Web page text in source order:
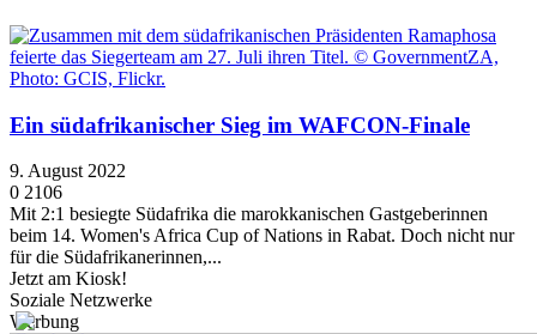
Ein südafrikanischer Sieg im WAFCON-Finale
9. August 2022
0 2106
Mit 2:1 besiegte Südafrika die marokkanischen Gastgeberinnen
beim 14. Women's Africa Cup of Nations in Rabat. Doch nicht nur
für die Südafrikanerinnen,...
Jetzt am Kiosk!
Soziale Netzwerke
Werbung